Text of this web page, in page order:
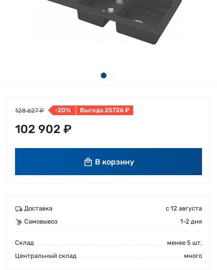
128 627 ₽ -20% Выгода 25726 ₽
102 902 ₽
В корзину
Доставка
с 12 августа
Самовывоз
1-2 дня
Cклад
менее 5 шт.
Центральный склад
много